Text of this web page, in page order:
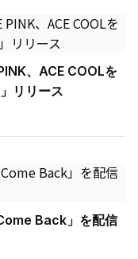
、ACE COOLを
リリース
Back」を配信